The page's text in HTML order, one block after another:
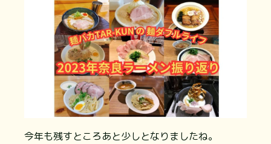
今年も残すところあと少しとなりましたね。